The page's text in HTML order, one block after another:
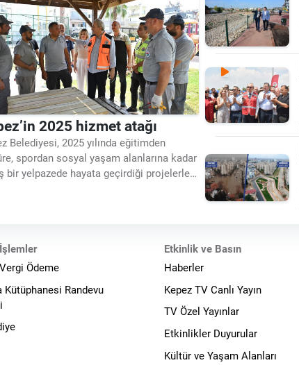
2025 hizmet atağı
Belediyesi, 2025 yılında eğitimden
spordan sosyal yaşam alanlarına kadar
bir yelpazede hayata geçirdiği projelerle
Ödeme
Kütüphanesi Randevu
Etkinlik ve Basın
Haberler
Kepez TV Canlı Yayın
TV Özel Yayınlar
Etkinlikler Duyurular
Kültür ve Yaşam Alanları